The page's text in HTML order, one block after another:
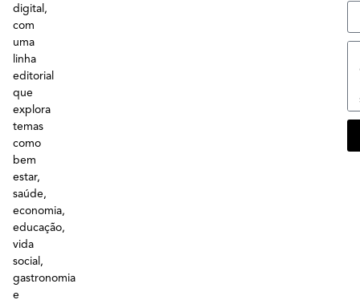
digital,
com
uma
linha
editorial
que
explora
temas
como
bem
estar,
saúde,
economia,
educação,
vida
social,
gastronomia
e